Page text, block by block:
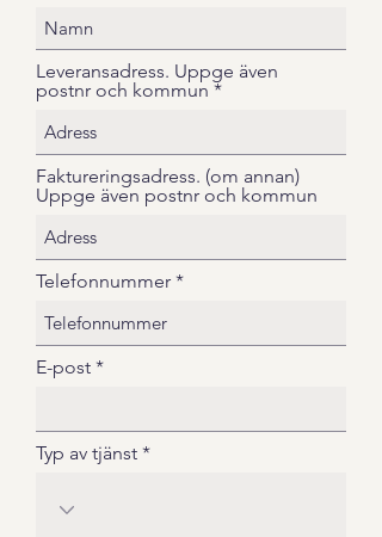
Leveransadress. Uppge även
postnr och kommun
Faktureringsadress. (om annan)
Uppge även postnr och kommun
Telefonnummer
E-post
Typ av tjänst